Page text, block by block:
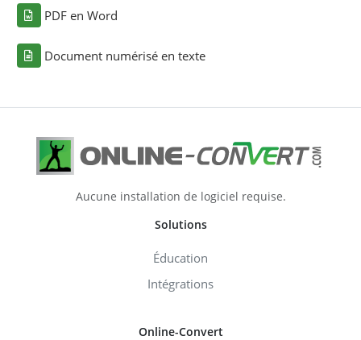
PDF en Word
Document numérisé en texte
Aucune installation de logiciel requise.
Solutions
Éducation
Intégrations
Online-Convert